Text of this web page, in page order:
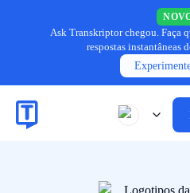
Ask Transkriptor chegou. Faça
respostas instantâneas